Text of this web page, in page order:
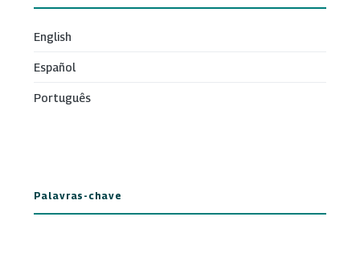
English
Español
Português
Palavras-chave